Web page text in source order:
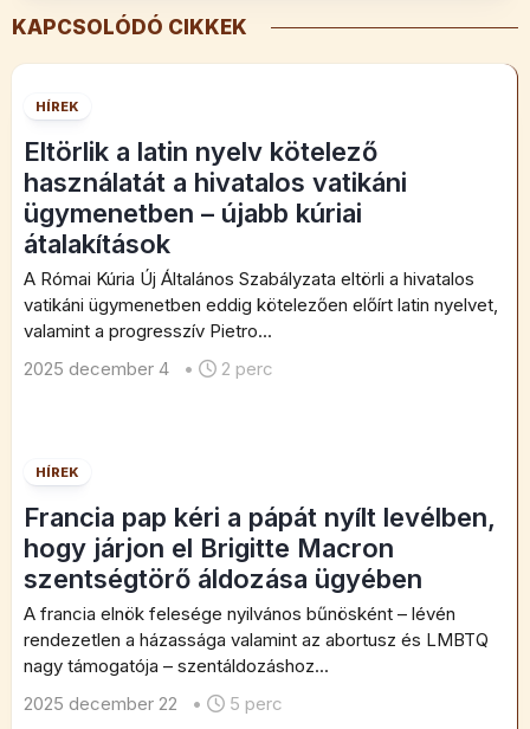
KAPCSOLÓDÓ CIKKEK
HÍREK
Eltörlik a latin nyelv kötelező
használatát a hivatalos vatikáni
ügymenetben – újabb kúriai
átalakítások
A Római Kúria Új Általános Szabályzata eltörli a hivatalos
vatikáni ügymenetben eddig kötelezően előírt latin nyelvet,
valamint a progresszív Pietro...
2025 december 4
• 2 perc
HÍREK
Francia pap kéri a pápát nyílt levélben,
hogy járjon el Brigitte Macron
szentségtörő áldozása ügyében
A francia elnök felesége nyilvános bűnösként – lévén
rendezetlen a házassága valamint az abortusz és LMBTQ
nagy támogatója – szentáldozáshoz...
2025 december 22
• 5 perc